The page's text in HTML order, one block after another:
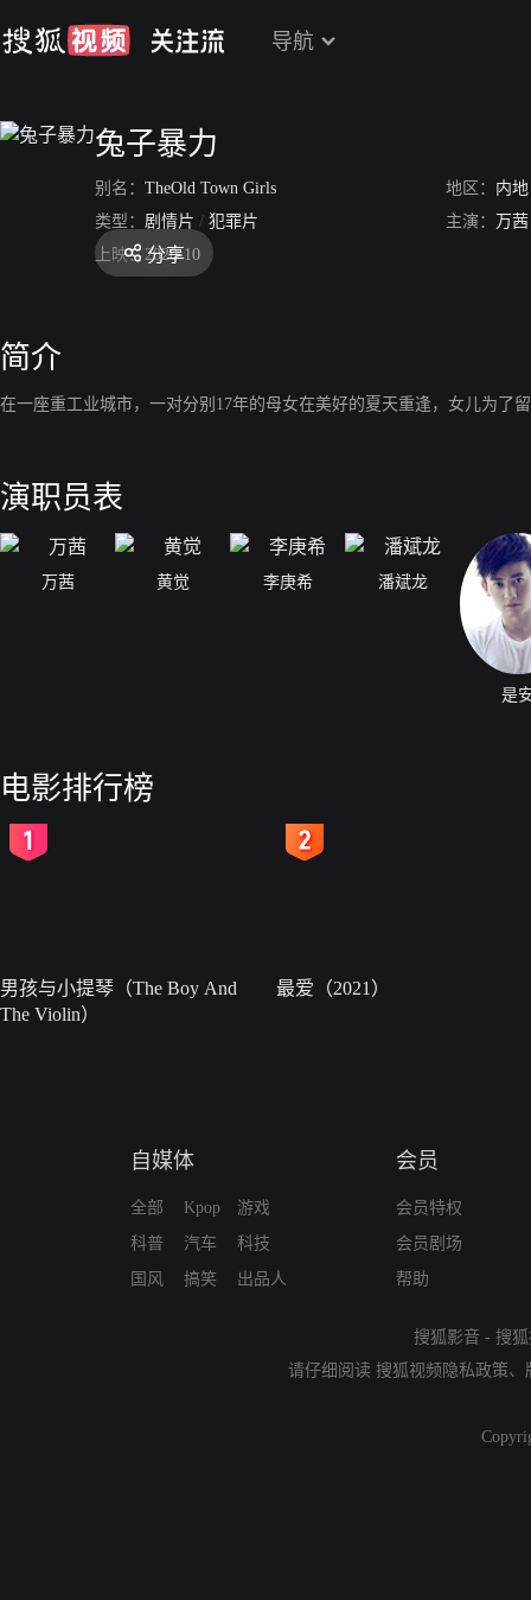
导航
兔子暴力
别名： TheOld Town Girls 地区： 内地
类型： 剧情片 / 犯罪片 主演：
万茜
上映： 2020-10
分享
简介
在一座重工业城市，一对分别17年的母女在美好的夏天重逢，女儿为了
演职员表
万茜 黄觉 李庚希 潘斌龙
是
电影排行榜
男孩与小提琴（The Boy And
The Violin）
最爱（2021）
自媒体
全部
科普
国风
Kpop
汽车
搞笑
游戏
科技
出品人
会员
会员特权
会员剧场
帮助
搜狐影音 - 搜
请仔细阅读 搜狐视频隐私政策、